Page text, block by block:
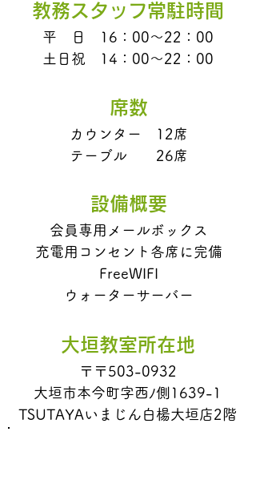
教務スタッフ常駐時間
平 日 16 ：00〜22：00
土日祝 14：00〜22：00
席数
カウンター 12 席
テーブル 26席
設備概要
会員専用メールボックス
​充電用コンセント各席に完備
FreeWIFI​
​ウォーターサーバー
大垣教室所在地
〒〒503-0932
大垣市本今町字西ﾉ側1639-1
TSUTAYAいまじん白楊大垣店2階